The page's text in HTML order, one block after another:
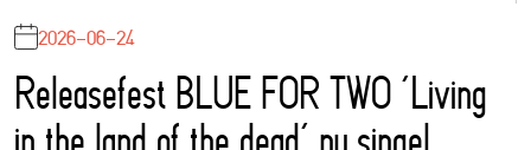
2026-06-24
Releasefest BLUE FOR TWO ‘Living